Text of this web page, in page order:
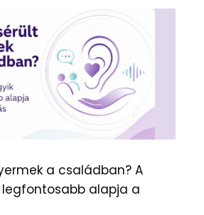
a családban? A
alapja a